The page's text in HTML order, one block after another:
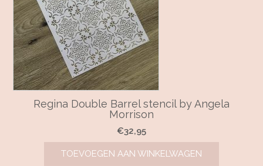
Regina Double Barrel stencil by Angela
Morrison
€32,95
TOEVOEGEN AAN WINKELWAGEN